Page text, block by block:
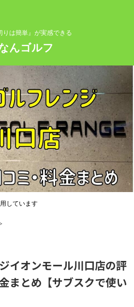
りは簡単』が実感できる
んゴルフ
しています
イオンモール川口店の評
まとめ【サブスクで使い